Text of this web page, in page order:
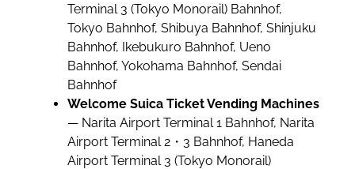
Terminal 3 (Tokyo Monorail) Bahnhof,
Tokyo Bahnhof, Shibuya Bahnhof, Shinjuku
Bahnhof, Ikebukuro Bahnhof, Ueno
Bahnhof, Yokohama Bahnhof, Sendai
Bahnhof
Welcome Suica Ticket Vending Machines
— Narita Airport Terminal 1 Bahnhof, Narita
Airport Terminal 2・3 Bahnhof, Haneda
Airport Terminal 3 (Tokyo Monorail)